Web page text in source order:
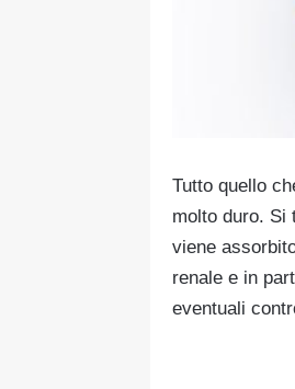
Tutto quello
molto duro. Si
viene
renale e in
eventuali